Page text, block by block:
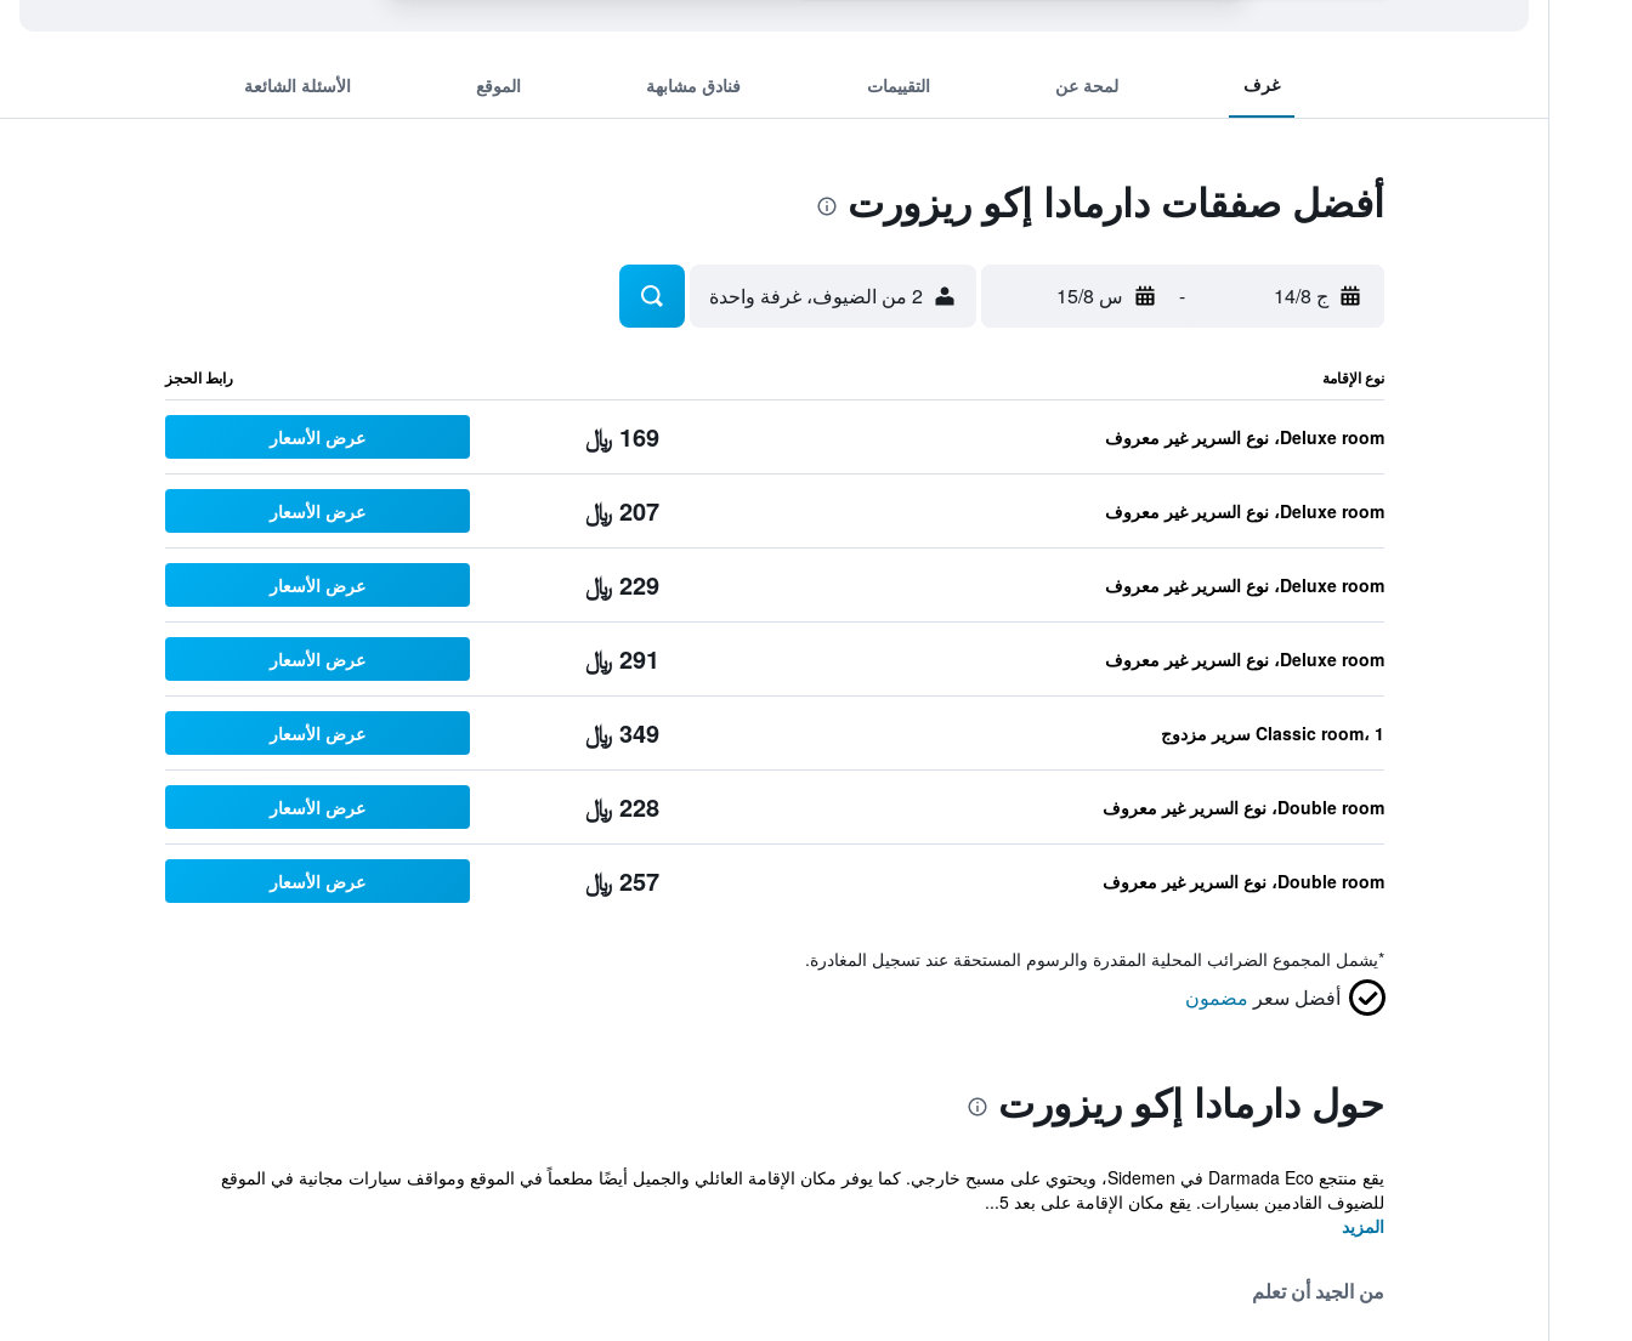
غرف لمحة عن التقييمات فنادق مشابهة الموقع الأسئلة الشائعة
أفضل صفقات دارمادا إكو ريزورت
ج 14/8 - س 15/8 2 من الضيوف، غرفة واحدة
نوع الإقامة رابط الحجز
Deluxe room، نوع السرير غير معروف 169 ﷼ عرض الأسعار
Deluxe room، نوع السرير غير معروف 207 ﷼ عرض الأسعار
Deluxe room، نوع السرير غير معروف 229 ﷼ عرض الأسعار
Deluxe room، نوع السرير غير معروف 291 ﷼ عرض الأسعار
Classic room، 1 سرير مزدوج 349 ﷼ عرض الأسعار
Double room، نوع السرير غير معروف 228 ﷼ عرض الأسعار
Double room، نوع السرير غير معروف 257 ﷼ عرض الأسعار
*يشمل المجموع الضرائب المحلية المقدرة والرسوم المستحقة عند تسجيل المغادرة.
أفضل سعر مضمون
حول دارمادا إكو ريزورت
يقع منتجع Darmada Eco في Sidemen، ويحتوي على مسبح خارجي. كما يوفر مكان الإقامة العائلي والجميل أيضًا مطعماً في الموقع ومواقف سيارات مجانية في الموقع
للضيوف القادمين بسيارات. يقع مكان الإقامة على بعد 5...
المزيد
من الجيد أن تعلم